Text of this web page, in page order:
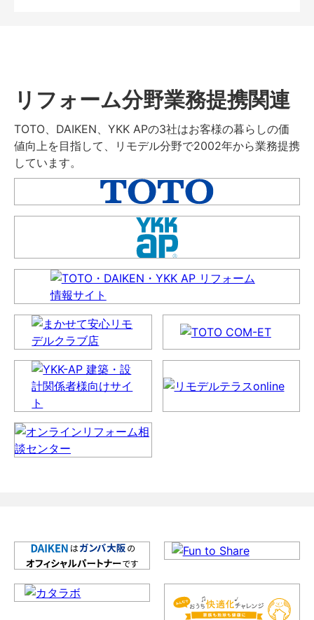
リフォーム分野業務提携関連
TOTO、DAIKEN、YKK APの3社はお客様の暮らしの価
値向上を目指して、リモデル分野で2002年から業務提携
しています。